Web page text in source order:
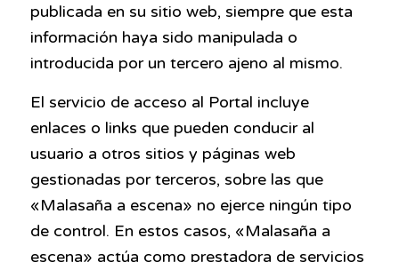
publicada en su sitio web, siempre que esta
información haya sido manipulada o
introducida por un tercero ajeno al mismo.
El servicio de acceso al Portal incluye
enlaces o links que pueden conducir al
usuario a otros sitios y páginas web
gestionadas por terceros, sobre las que
«Malasaña a escena» no ejerce ningún tipo
de control. En estos casos, «Malasaña a
escena» actúa como prestadora de servicios